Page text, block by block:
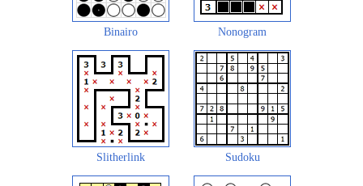
Binairo Nonogram
Slitherlink Sudoku